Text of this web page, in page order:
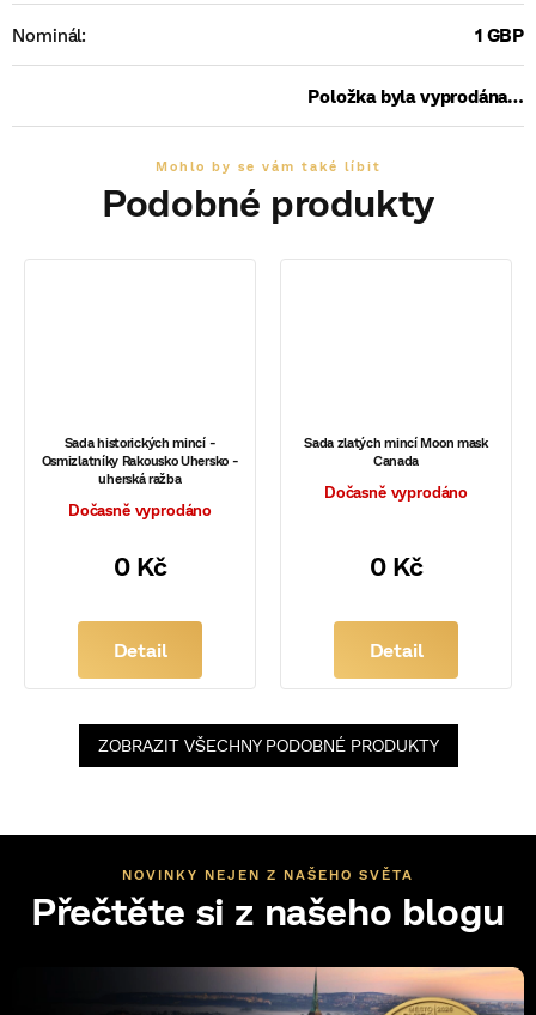
Nominál: 1 GBP
Položka byla vyprodána…
Sada historických mincí -
Osmizlatníky Rakousko Uhersko -
uherská ražba
Dočasně vyprodáno
0 Kč
Detail
Sada zlatých mincí Moon mask
Canada
Dočasně vyprodáno
0 Kč
Detail
ZOBRAZIT VŠECHNY PODOBNÉ PRODUKTY
NOVINKY NEJEN Z NAŠEHO SVĚTA
Přečtěte si z našeho blogu